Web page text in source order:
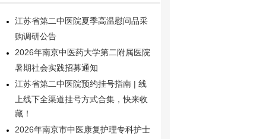
江苏省第二中医院夏季高温慰问品采
购调研公告
2026年南京中医药大学第二附属医院
暑期社会实践招募通知
江苏省第二中医院预约挂号指南 | 线
上线下全渠道挂号方式合集，快来收
藏！
2026年南京市中医康复护理专科护士